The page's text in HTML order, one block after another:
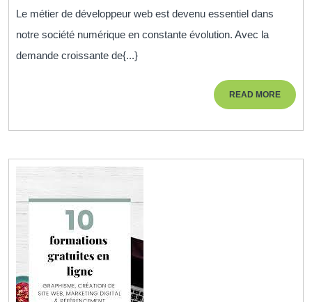
Développeur
Web
:
pour
Carrière
Le métier de développeur web est devenu essentiel dans
notre société numérique en constante évolution. Avec la
demande croissante de{...}
READ MOREREAD
MORE